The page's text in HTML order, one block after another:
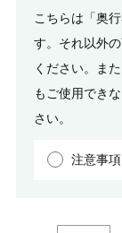
こちらは「奥
す。それ以外
ください。ま
もご使用でき
さい。
注意事